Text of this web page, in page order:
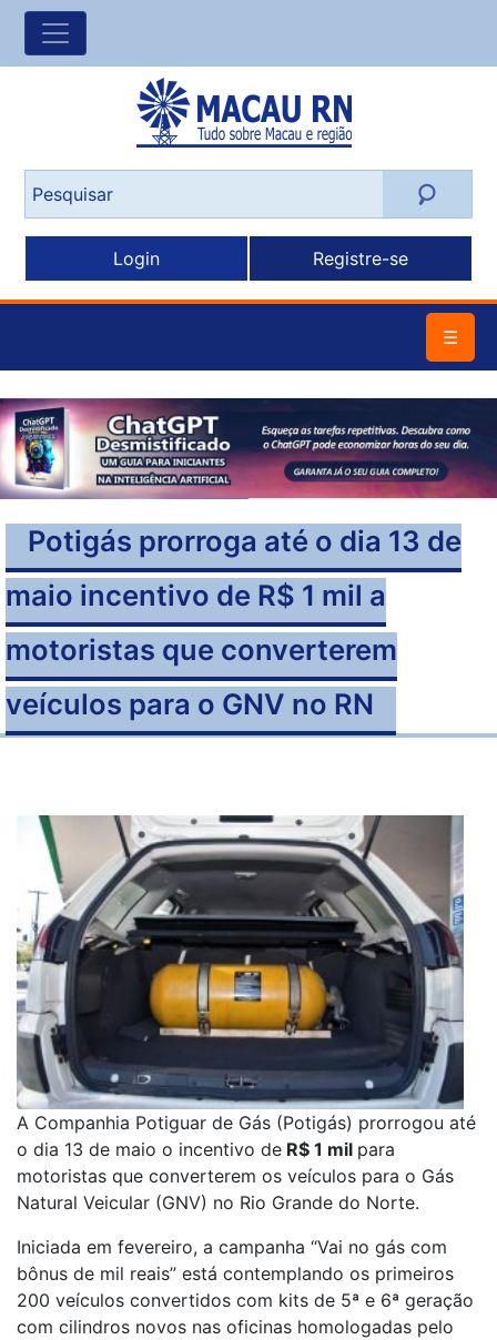
Login Registre-se
☰
Potigás prorroga até o dia 13 de
maio incentivo de R$ 1 mil a
motoristas que converterem
veículos para o GNV no RN
A Companhia Potiguar de Gás (Potigás) prorrogou até
o dia 13 de maio o incentivo de R$ 1 mil para
motoristas que converterem os veículos para o Gás
Natural Veicular (GNV) no Rio Grande do Norte.
Iniciada em fevereiro, a campanha “Vai no gás com
bônus de mil reais” está contemplando os primeiros
200 veículos convertidos com kits de 5ª e 6ª geração
com cilindros novos nas oficinas homologadas pelo